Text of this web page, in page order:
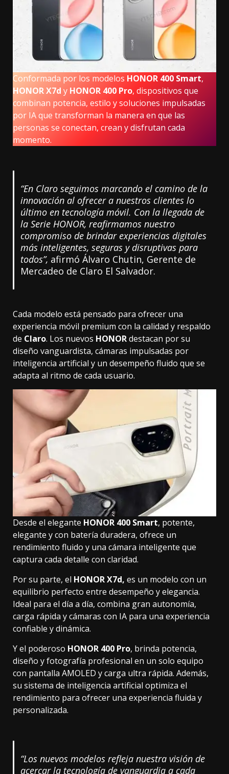
Conformada por los modelos HONOR 400 Smart,
HONOR X7d y HONOR 400 Pro, dispositivos que
combinan potencia, estilo y soluciones impulsadas
por IA que transforman la manera en que las
personas se conectan, crean y disfrutan cada
momento.
“En Claro seguimos marcando el camino de la
innovación al ofrecer a nuestros clientes lo
último en tecnología móvil. Con la llegada de
la Serie HONOR, reafirmamos nuestro
compromiso de brindar experiencias digitales
más inteligentes, seguras y disruptivas para
todos”, afirmó Álvaro Chutin, Gerente de
Mercadeo de Claro El Salvador.
Cada modelo está pensado para ofrecer una
experiencia móvil premium con la calidad y respaldo
de Claro. Los nuevos HONORdestacan por su
diseño vanguardista, cámaras impulsadas por
inteligencia artificial y un desempeño fluido que se
adapta al ritmo de cada usuario.
Desde el elegante HONOR 400 Smart, potente,
elegante y con batería duradera, ofrece un
rendimiento fluido y una cámara inteligente que
captura cada detalle con claridad.
Por su parte, el HONOR X7d, es un modelo con un
equilibrio perfecto entre desempeño y elegancia.
Ideal para el día a día, combina gran autonomía,
carga rápida y cámaras con IA para una experiencia
confiable y dinámica.
Y el poderoso HONOR 400 Pro, brinda potencia,
diseño y fotografía profesional en un solo equipo
con pantalla AMOLED y carga ultra rápida. Además,
su sistema de inteligencia artificial optimiza el
rendimiento para ofrecer una experiencia fluida y
personalizada.
“Los nuevos modelos refleja nuestra visión de
acercar la tecnología de vanguardia a cada